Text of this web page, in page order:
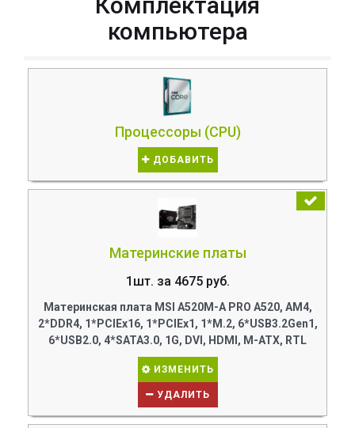
компьютера
Процессоры (CPU)
ДОБАВИТЬ
Материнские платы
1шт. за 4675 руб.
Материнская плата MSI A520M-A PRO A520, AM4,
2*DDR4, 1*PCIEx16, 1*PCIEx1, 1*M.2, 6*USB3.2Gen1,
6*USB2.0, 4*SATA3.0, 1G, DVI, HDMI, M-ATX, RTL
ИЗМЕНИТЬ
УДАЛИТЬ